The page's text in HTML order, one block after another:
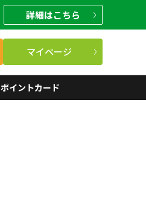
詳細はこちら
マイページ
ポイントカード